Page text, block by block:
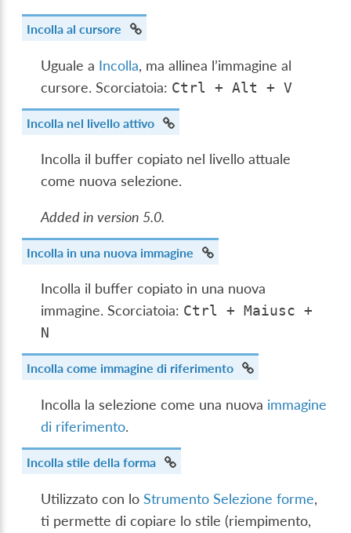
Incolla al cursore
Uguale a Incolla, ma allinea l’immagine al
cursore. Scorciatoia: Ctrl + Alt + V
Incolla nel livello attivo
Incolla il buffer copiato nel livello attuale
come nuova selezione.
Added in version 5.0.
Incolla in una nuova immagine
Incolla il buffer copiato in una nuova
immagine. Scorciatoia: Ctrl + Maiusc
+
N
Incolla come immagine di riferimento
Incolla la selezione come una nuova immagine
di riferimento.
Incolla stile della forma
Utilizzato con loStrumento Selezione forme,
ti permette di copiare lo stile (riempimento,